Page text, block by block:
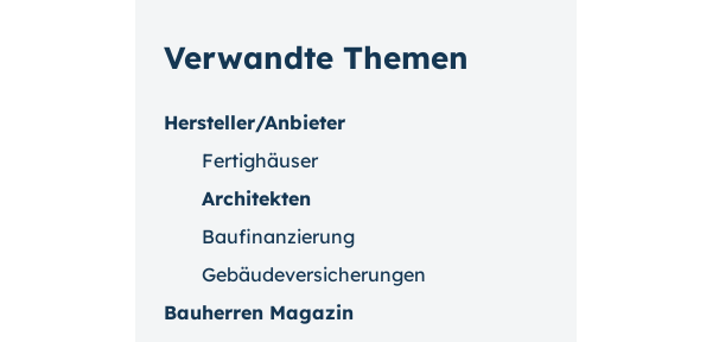
Verwandte Themen
Hersteller/Anbieter
Fertighäuser
Architekten
Baufinanzierung
Gebäudeversicherungen
Bauherren Magazin